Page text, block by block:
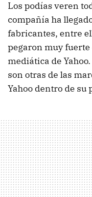
Los podías veren
compañía ha
fabricantes, entre
pegaron muy fuerte
mediática de
son otras de las
Yahoo dentro de su